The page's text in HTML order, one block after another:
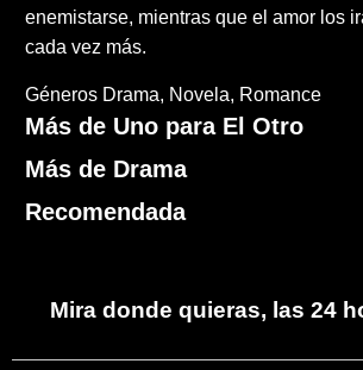
enemistarse, mientras que el amor los
cada vez más.
Géneros Drama Novela Romance
Más de Uno para El Otro
Más de Drama
Recomendada
Mira donde quieras, las 24